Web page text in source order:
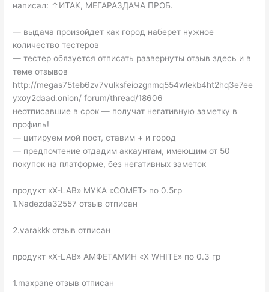
написал: ↑ИТАК, МЕГАРАЗДАЧА ПРОБ.
— выдача произойдет как город наберет нужное
количество тестеров
— тестер обязуется отписать развернуты отзыв здесь и в
теме отзывов
http://megas75teb6zv7vulksfeiozgnmq554wlekb4ht2hq3e7ee
yxoy2daad.onion/ forum/thread/18606
неотписавшие в срок — получат негативную заметку в
профиль!
— цитируем мой пост, ставим + и город
— предпочтение отдадим аккаунтам, имеющим от 50
покупок на платформе, без негативных заметок
продукт «X-LAB» МУКА «COMET» по 0.5гр
1.Nadezda32557 отзыв отписан
2.varakkk отзыв отписан
продукт «X-LAB» АМФЕТАМИН «X WHITE» по 0.3 гр
1.maxpane отзыв отписан